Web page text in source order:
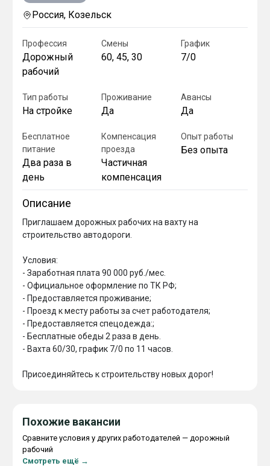
Россия, Козельск
Профессия
Дорожный
рабочий
Смены
60, 45, 30
График
7/0
Тип работы
На стройке
Проживание
Да
Авансы
Да
Бесплатное
питание
Два раза в
день
Компенсация
проезда
Частичная
компенсация
Опыт работы
Без опыта
Описание
Приглашаем дорожных рабочих на вахту на
строительство автодороги.
Условия:
- Заработная плата 90 000 руб./мес.
- Официальное оформление по ТК РФ;
- Предоставляется проживание;
- Проезд к месту работы за счет работодателя;
- Предоставляется спецодежда:;
- Бесплатные обеды 2 раза в день.
- Вахта 60/30, график 7/0 по 11 часов.
Присоединяйтесь к строительству новых дорог!
Похожие вакансии
Сравните условия у других работодателей — дорожный
рабочий
Смотреть ещё →